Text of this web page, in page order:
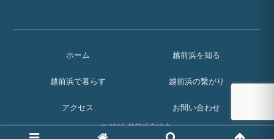
ホーム 越前浜を知る
越前浜で暮らす 越前浜の繋がり
アクセス お問い合わせ
© 2015 越前浜自治会.